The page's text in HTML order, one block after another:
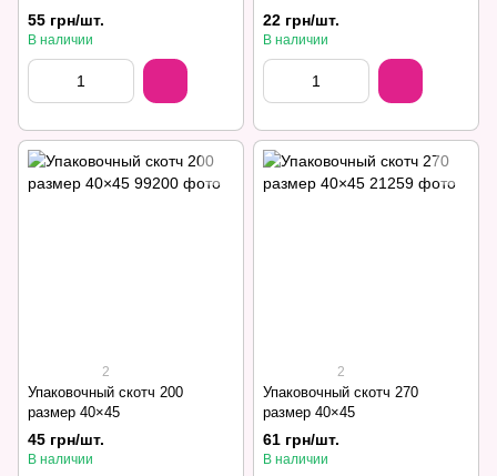
55 грн/шт.
В наличии
22 грн/шт.
В наличии
2
Упаковочный скотч 200
размер 40×45
45 грн/шт.
В наличии
2
Упаковочный скотч 270
размер 40×45
61 грн/шт.
В наличии